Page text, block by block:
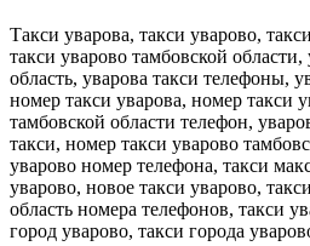
Такси уварова, такси уварово,
такси уварово тамбовской области,
область, уварова такси телефоны,
номер такси уварова, номер такси
тамбовской области телефон,
такси, номер такси уварово
уварово номер телефона, такси
уварово, новое такси уварово,
область номера телефонов, такси
город уварово, такси города